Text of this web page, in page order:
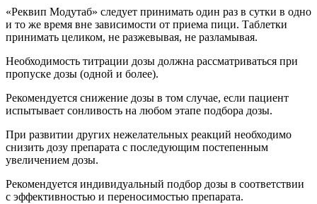
«Реквип Модутаб» следует принимать один раз в сутки в одно
и то же время вне зависимости от приема пици. Таблетки
принимать целиком, не разжевывая, не разламывая.
Необходимость титрации дозы должна рассматриваться при
пропуске дозы (одной и более).
Рекомендуется снижение дозы в том случае, если пациент
испытывает сонливость на любом этапе подбора дозы.
При развитии других нежелательных реакций необходимо
снизить дозу препарата с последующим постепенным
увеличением дозы.
Рекомендуется индивидуальный подбор дозы в соответствии
с эффективностью и переносимостью препарата.